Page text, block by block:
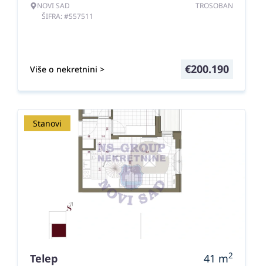
NOVI SAD
ŠIFRA: #557511
TROSOBAN
Više o nekretnini > €200.190
Stanovi
Telep 41 m2